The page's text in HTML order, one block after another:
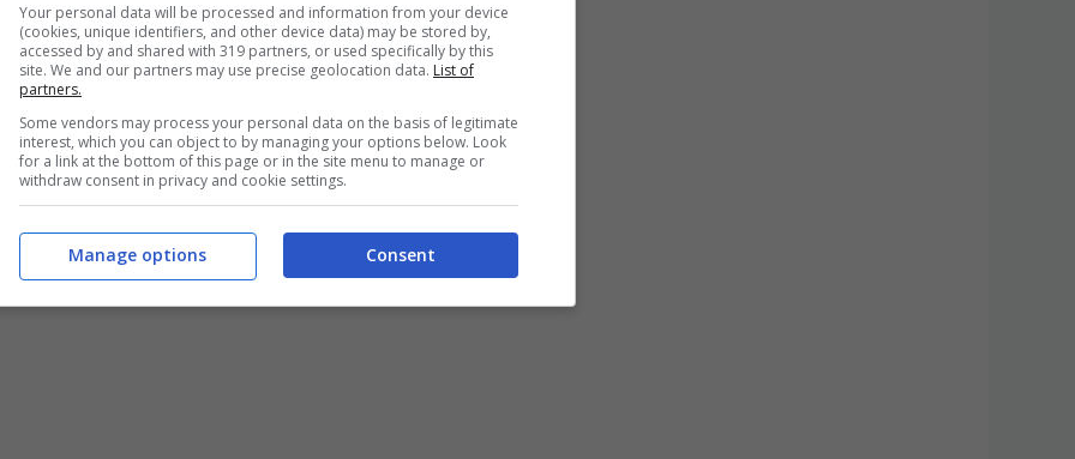
che rischia di compromettere
infortunio serio
perinfortunio.Il capitano giallorosso era
partite che hanno visto impegnata la squadra di
sera in Europa League – ha avvertito un
Your personal data will be processed and information from your device
(cookies, unique identifiers, and other device data) may be stored by,
accessed by and shared with 319 partners, or used specifically by this
site. We and our partners may use precise geolocation data. List of
partners.
Some vendors may process your personal data on the basis of legitimate
interest, which you can object to by managing your options below. Look
for a link at the bottom of this page or in the site menu to manage or
withdraw consent in privacy and cookie settings.
Consent
Manage options